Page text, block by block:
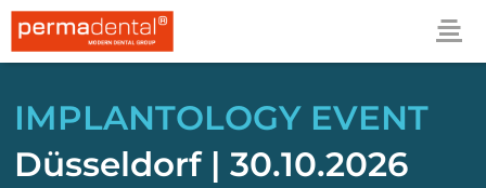
IMPLANTOLOGY EVENT
Düsseldorf | 30.10.2026